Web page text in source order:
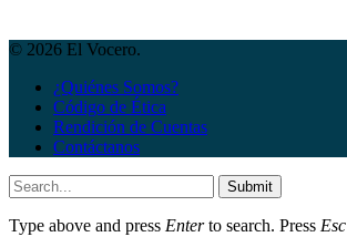
© 2026 El Vocero.
¿Quiénes Somos?
Código de Ética
Rendición de Cuentas
Contáctanos
Submit
Type above and press Enterto search. Press Esc